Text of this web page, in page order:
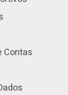
Contas